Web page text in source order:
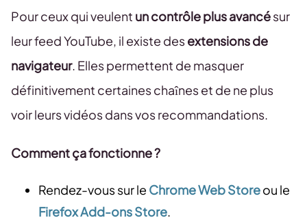
Pour ceux qui veulent un contrôle plus avancésur
leur feed YouTube, il existe desextensions de
navigateur. Elles permettent de masquer
définitivement certaines chaînes et de ne plus
voir leurs vidéos dans vos recommandations.
Comment ça fonctionne ?
Rendez-vous sur le Chrome Web Storeou le
Firefox Add-ons Store.